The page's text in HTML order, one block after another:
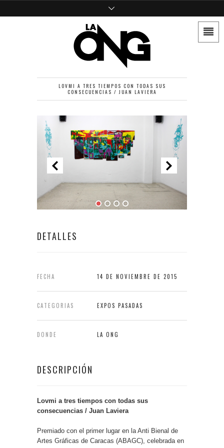
LOVMI A TRES TIEMPOS CON TODAS SUS
CONSECUENCIAS / JUAN LAVIERA
DETALLES
FECHA 14 DE NOVIEMBRE DE 2015
CATEGORIAS EXPOS PASADAS
DONDE LA ONG
DESCRIPCIÓN
Lovmi a tres tiempos con todas sus
consecuencias / Juan Laviera
Premiado con el primer lugar en la Anti Bienal de
Artes Gráficas de Caracas (ABAGC), celebrada en